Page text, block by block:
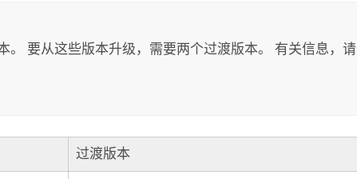
。 要从这些版本升级，需要两个过渡版本。 有关信息，请
过渡版本